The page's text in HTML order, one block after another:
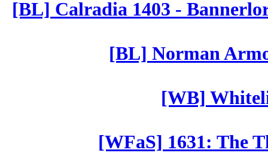
[BL] Calradia 1403 -
[BL] Norman
[WB]
[WFaS] 1631: The